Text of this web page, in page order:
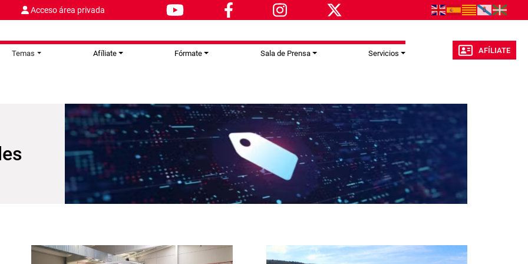
Acceso área privada
Temas Afíliate Fórmate Sala de Prensa Servicios AFÍLIATE